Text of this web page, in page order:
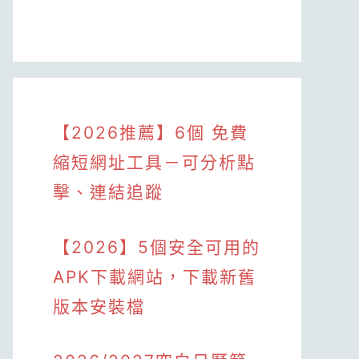
【2026推薦】6個 免費
縮短網址工具－可分析點
擊、連結追蹤
【2026】5個安全可用的
APK下載網站，下載新舊
版本安裝檔